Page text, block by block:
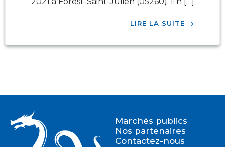
LIRE LA SUITE
Marchés publics
Nos partenaires
Contactez-nous